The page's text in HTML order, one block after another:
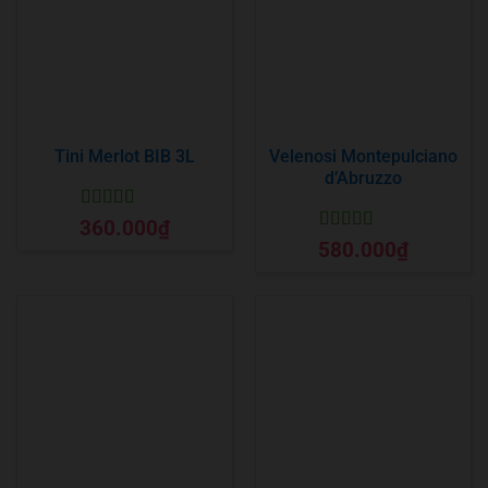
Tini Merlot BIB 3L
Được xếp
hạng55 sao
360.000₫
Velenosi Montepulciano
d’Abruzzo
Được xếp
hạng55 sao
580.000₫